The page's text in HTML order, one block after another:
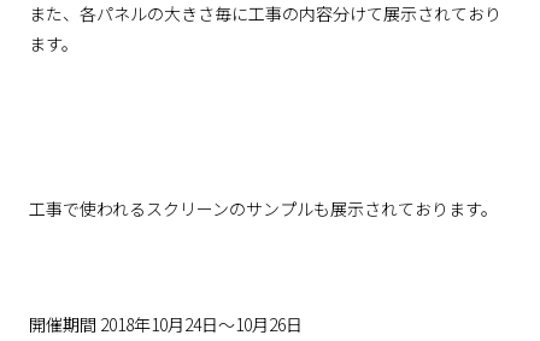
また、各パネルの大きさ毎に工事の内容分けて展示されており
ます。
工事で使われるスクリーンのサンプルも展示されております。
開催期間 2018年10月24日～10月26日